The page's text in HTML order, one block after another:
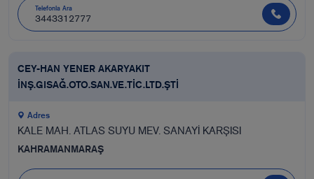
Telefonla Ara
3443312777
CEY-HAN YENER AKARYAKIT
İNŞ.GISAĞ.OTO.SAN.VE.TİC.LTD.ŞTİ
Adres
KALE MAH. ATLAS SUYU MEV. SANAYİ KARŞISI
KAHRAMANMARAŞ